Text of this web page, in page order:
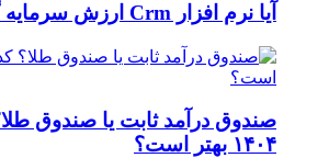
آیا نرم افزار Crm ارزش سرمایه گذاری دارد؟
صندوق درآمد ثابت یا صندوق
۱۴۰۴ بهتر است؟